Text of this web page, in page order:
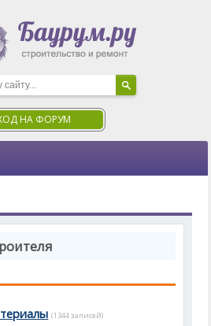
НА ФОРУМ
(1344 записей)